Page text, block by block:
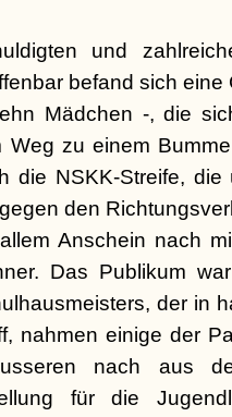
und
befand sich
Mädchen -, die
Weg zu einem
die NSKK-Streife,
den
Anschein nach
Das Publikum
der in
nahmen einige der
nach aus
für die